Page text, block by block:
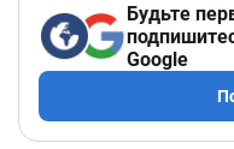
Будьте
Google